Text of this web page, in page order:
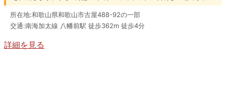
所在地:和歌山県和歌山市古屋488-92の一部
交通:南海加太線 八幡前駅 徒歩362m 徒歩4分
詳細を見る